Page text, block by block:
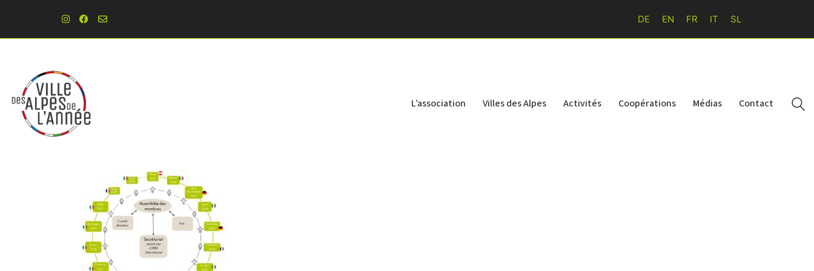
DE EN FR IT SL
L’association Villes des Alpes Activités Coopérations Médias Contact